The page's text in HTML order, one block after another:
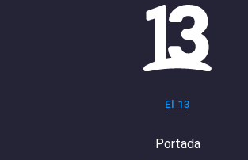
El 13
Portada